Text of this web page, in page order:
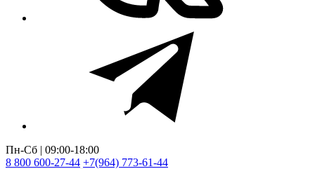
Пн-Сб | 09:00-18:00
8 800 600-27-44 +7(964) 773-61-44